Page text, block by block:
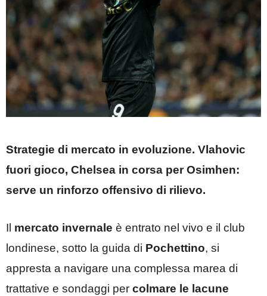
Strategie di mercato in evoluzione. Vlahovic
fuori gioco, Chelsea in corsa per Osimhen:
serve un rinforzo offensivo di rilievo.
Il mercato invernale è entrato nel vivo e il club
londinese, sotto la guida di Pochettino, si
appresta a navigare una complessa marea di
trattative e sondaggi per colmare le lacune